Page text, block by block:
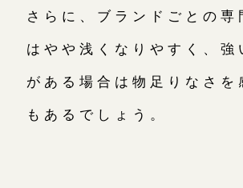
さらに、ブランドごとの専
はやや浅くなりやすく、強
がある場合は物足りなさを
もあるでしょう。